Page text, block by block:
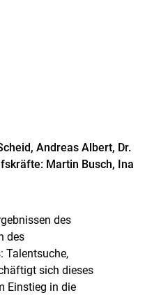
im Fach Sport
im Rah­men ei­nes Lehr-
Teilprojekt 2)
–
im Rahmen der
Teilprojekt 2)
in Kooperation –
im hessischen
und Schulsport
Ausbildung von
eines Lehrkonzepts
Lehrerbildung
Andreas Albert, Dr.
Martin Busch, Ina
des
des
Talentsuche,
sich dieses
Einstieg in die